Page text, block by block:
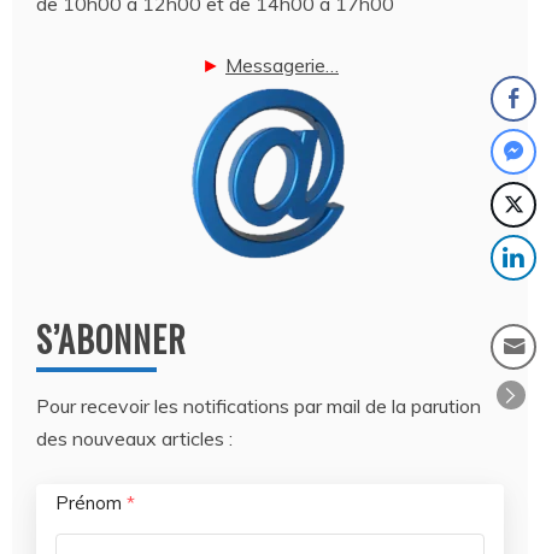
► Messagerie…
S’ABONNER
Pour recevoir les notifications par mail de la parution
des nouveaux articles :
Prénom *